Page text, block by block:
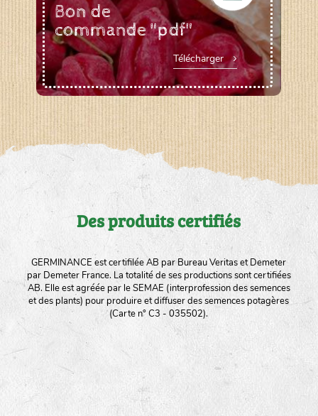
Bon de
commande "pdf"
Télécharger
Des produits certifiés
GERMINANCE est certifilée AB par Bureau Veritas et Demeter
par Demeter France. La totalité de ses productions sont certifiées
AB. Elle est agréée par le SEMAE (interprofession des semences
et des plants) pour produire et diffuser des semences potagères
(Carte n° C3 - 035502).